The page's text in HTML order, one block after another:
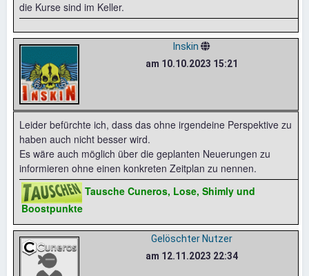
die Kurse sind im Keller.
Inskin
am 10.10.2023 15:21
Leider befürchte ich, dass das ohne irgendeine Perspektive zu
haben auch nicht besser wird.
Es wäre auch möglich über die geplanten Neuerungen zu
informieren ohne einen konkreten Zeitplan zu nennen.
Tausche Cuneros, Lose, Shimly und
Boostpunkte
Gelöschter Nutzer
am 12.11.2023 22:34